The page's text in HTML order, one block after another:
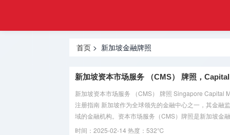
金融
牌照牌照
美国金融
合规牌照
出售
首页 > 新加坡金融牌照
新加坡资本市场服务 （CMS） 牌照，
新加坡资本市场服务 （CMS） 牌照 Singapore Capital
注册指南 新加坡作为全球领先的金融中心之一，其金融
域的金融机构。资本市场服务（CMS）牌照是新加坡金
时间：2025-02-14 热度：532℃